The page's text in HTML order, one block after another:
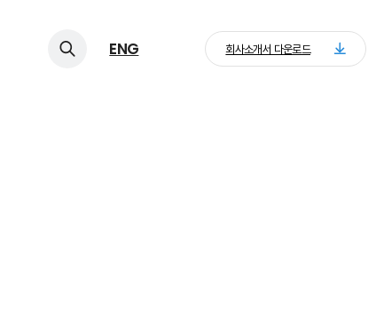
ENG 회사소개서 다운로드